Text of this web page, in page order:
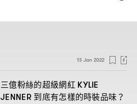
13 Jan 2022
三億粉絲的超級網紅KYLIE
JENNER 到底有怎樣的時裝品味？